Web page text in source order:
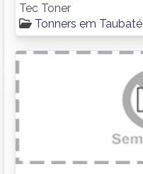
Tec Toner
Tonners em Taubaté